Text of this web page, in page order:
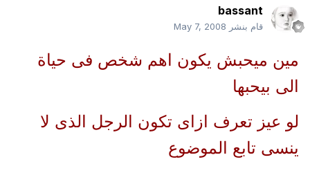
bassant
قام بنشر May 7, 2008
مين ميحبش يكون اهم شخص فى حياة
الى بيحبها
لو عيز تعرف ازاى تكون الرجل الذى لا
ينسى تابع الموضوع